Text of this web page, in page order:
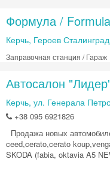
Формула / Formula
Керчь, Героев
Заправочная станция / Гараж
Автосалон
Керчь, ул. Генерала
+38 095 6921826
Продажа новых
ceed,cerato,cerato
SKODA (fabia, oktavia A5